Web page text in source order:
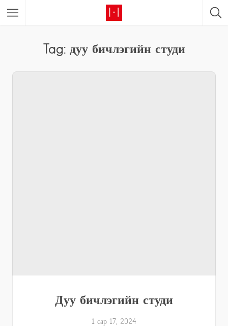
Tag: дуу бичлэгийн студи
Дуу бичлэгийн студи
1 сар 17, 2024